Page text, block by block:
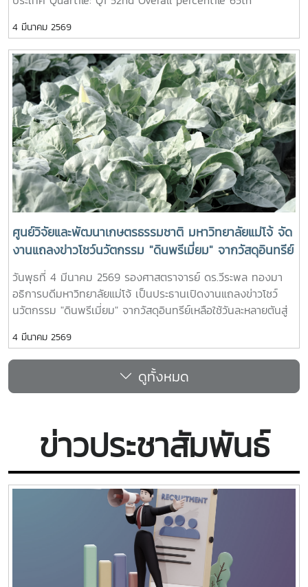
Societal
percentilehttps://www.scimagoir.com/rankings.php?
ShDa_M6qHnslALzHI6f_d5jke-
4 มีนาคม 2569
ศูนย์วิจัยและพัฒนาเกษตรธรรมชาติ มหาวิทยาลัยแม่โจ้ จัด
งานแถลงข่าวโชว์นวัตกรรม "ดินพรีเมี่ยม" จากวัสดุอินทรีย์
เหลือใช้วันละหลายตันสู่ปัจจัยการผลิตทางการเกษตรชั้น
ยอด อุดมด้วยธาตุอาหารสำคัญสำหรับพืช ช่วยการเจริญ
เติบโตและคุณภาพผลผลิต พร้อมปลูกในขั้นตอนเดียวโดยไม่
วันพุธที่ 4 มีนาคม 2569 รองศาสตราจารย์ ดร.วีระพล ทองมา
อธิการบดีมหาวิทยาลัยแม่โจ้ เป็นประธานเปิดงานแถลงข่าวโชว์
นวัตกรรม "ดินพรีเมี่ยม" จากวัสดุอินทรีย์เหลือใช้วันละหลายตันสู่
สำหรับพืช ช่วยการเจริญเติบโตและคุณภาพผลผลิต พร้อมปลูกใน
ขั้นตอนเดียวโดยไม่ต้องใส่ปุ๋ย ณ ศูนย์วิจัยและพัฒนาเกษตร
ธรรมชาติ มหาวิทยาลัยแม่โจ้ ศาสตราจารย์ ดร.อานัฐ ตันโช กล่าว
ว่าตั้งแต่ พ.ศ. 2542 เป็นต้นมาจนถึงปัจจุบัน ทางศูนย์วิจัยและ
จัดการขยะอินทรีย์ โดยมุ่งเน้นการวิจัย พัฒนา และต่อยอดองค์
ความรู้ให้เกิดนวัตกรรมที่สามารถนำไปใช้ได้จริงในภาค
เกษตรกรรมและระดับครัวเรือน สร้างประโยชน์ทั้งในมิติด้าน
เศรษฐกิจ สังคม และสิ่งแวดล้อม รวมถึงการช่วยลดขยะอินทรีย์ใน
พื้นที่จังหวัดเชียงใหม่และนำมาผลิตเป็นแปรรูปเป็นธาตุอาหารของ
พืชหรือปุ๋ยต่อมาทาง ศูนย์วิจัยและพัฒนาเกษตรธรรมชาติ
มหาวิทยาลัยแม่โจ้ ได้ดำเนินการพัฒนาต่อยอดการจัดการขยะ
อินทรีย์ด้วยการพัฒนานวัตกรรมใหม่ เรียกว่า ดินพรีเมียม หรือ
ดิน เด้ง ดึ๋ง โดยเป็นอีกก้าวสำคัญของการยกระดับปัจจัยการ
ผลิตทางการเกษตร สำหรับดินพรีเมียม หรือ ดิน เด้ง ดึ๋ง นี้เป็น
4 มีนาคม 2569
ดูทั้งหมด
ข่าวประชาสัมพันธ์